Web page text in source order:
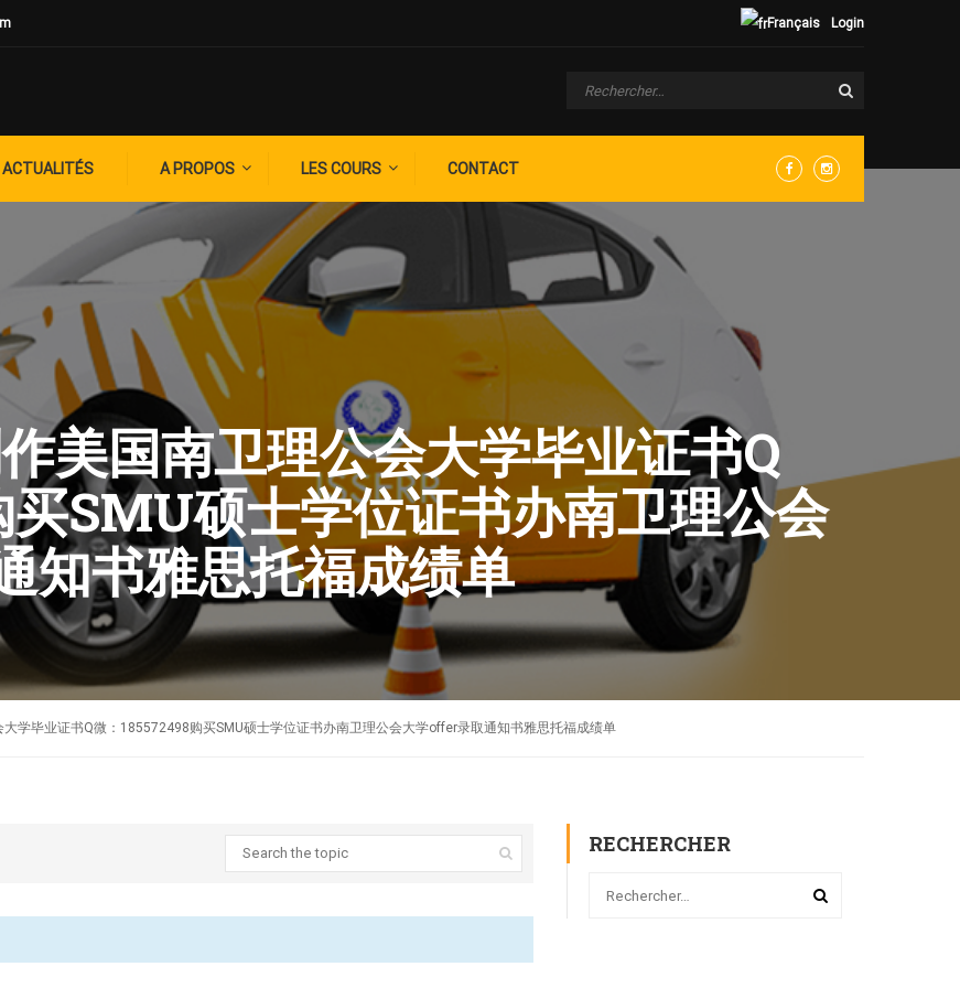
Login
Français
ACTUALITÉS A PROPOS LES COURS CONTACT
美国南卫理公会大学毕业证书Q
买SMU硕士学位证书办南卫理公会
知书雅思托福成绩单
学毕业证书Q微：185572498购买SMU硕士学位证书办南卫理公会大学offer录取通知书雅思托福成绩单
RECHERCHER